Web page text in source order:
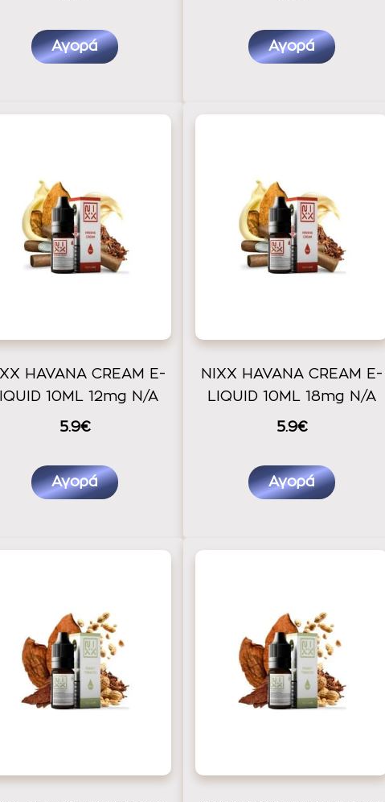
Αγορά Αγορά
HAVANA CREAM E-
10ML 12mg N/A
5.9€
Αγορά
NIXX HAVANA CREAM E-
LIQUID 10ML 18mg N/A
5.9€
Αγορά